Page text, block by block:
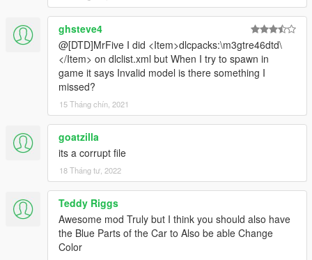
ghsteve4
@[DTD]MrFive I did <Item>dlcpacks:\m3gtre46dtd\
</Item> on dlclist.xml but When I try to spawn in
game it says Invalid model is there something I
missed?
15 Tháng chín, 2021
goatzilla
its a corrupt file
18 Tháng tư, 2022
Teddy Riggs
Awesome mod Truly but I think you should also have
the Blue Parts of the Car to Also be able Change
Color